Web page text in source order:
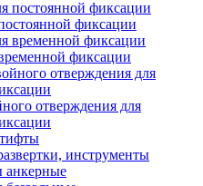
фиксации
фиксации
отверждения для
инструменты